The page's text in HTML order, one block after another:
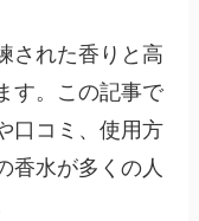
された香りと高
す。この記事で
口コミ、使用方
香水が多くの人